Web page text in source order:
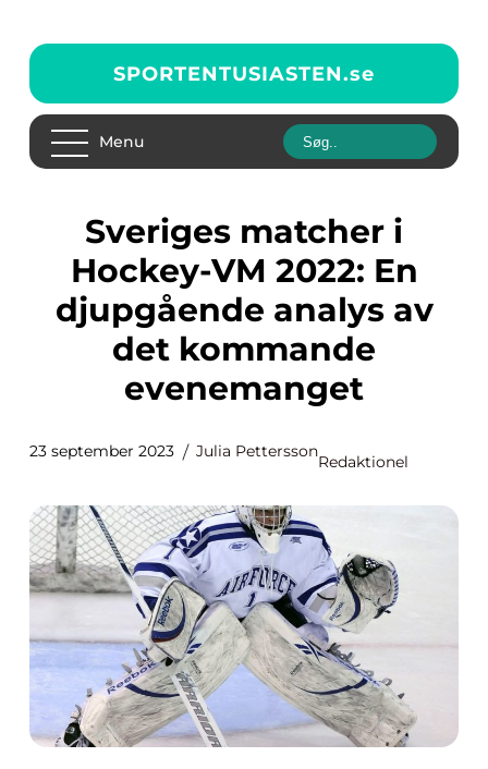
SPORTENTUSIASTEN.se
Menu
Sveriges matcher i
Hockey-VM 2022: En
djupgående analys av
det kommande
evenemanget
23 september 2023 Julia Pettersson
Redaktionel